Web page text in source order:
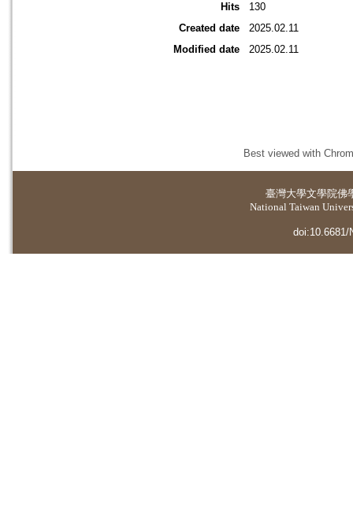
Hits
130
Created date
2025.02.11
Modified date
2025.02.11
Best viewed with
臺灣大學文學院佛
National Taiwan
doi:10.6681/